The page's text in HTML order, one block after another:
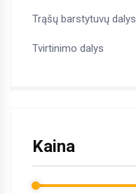
Trąšų barstytuvų dalys
Tvirtinimo dalys
Kaina